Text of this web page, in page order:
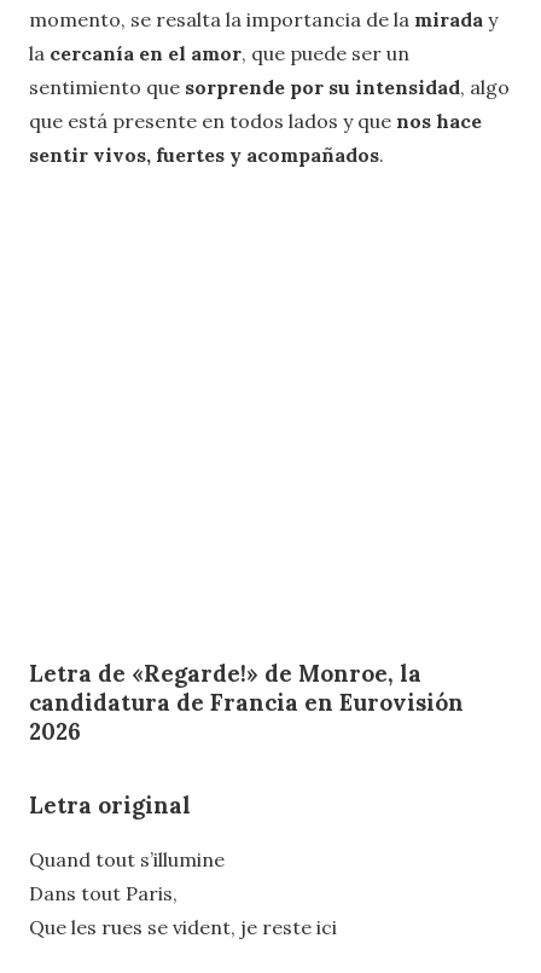
momento, se resalta la importancia de la mirada y
la cercanía en el amor, que puede ser un
sentimiento que sorprende por su intensidad, algo
que está presente en todos lados y que nos hace
sentir vivos, fuertes y acompañados.
Letra de «Regarde!» de Monroe, la
candidatura de Francia en Eurovisión
2026
Letra original
Quand tout s’illumine
Dans tout Paris,
Que les rues se vident, je reste ici